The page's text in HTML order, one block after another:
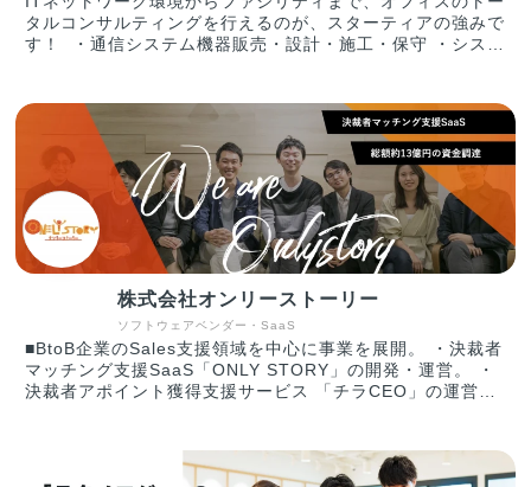
ち、プロダクト開発だけではなく、組織作りにも積極的に関
わる風土ができています。
放。事業を加速するためのソリューションを開発提供してい
ます。
タルコンサルティングを行えるのが、スターティアの強みで
す！ ・通信システム機器販売・設計・施工・保守 ・システ
明、空調機器の販売、電子ブレーカーの販売 ・Webサイト
の企画・制作 ・Web集客のコンサルティング
株式会社オンリーストーリー
ソフトウェアベンダー・SaaS
■BtoB企業のSales支援領域を中心に事業を展開。 ・決裁者
マッチング支援SaaS「ONLY STORY」の開発・運営。 ・
決裁者アポイント獲得支援サービス 「チラCEO」の運営。
チングを通じて経営課題を解決するサービスです。5000を
超える決裁者（8割以上が取締役以上の経営層）が登録する